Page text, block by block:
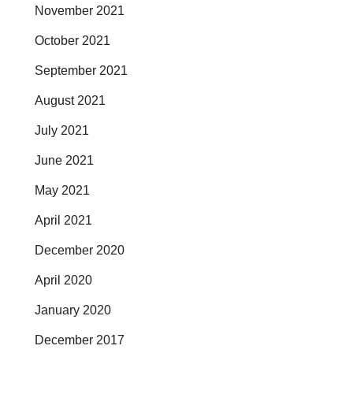
November 2021
October 2021
September 2021
August 2021
July 2021
June 2021
May 2021
April 2021
December 2020
April 2020
January 2020
December 2017